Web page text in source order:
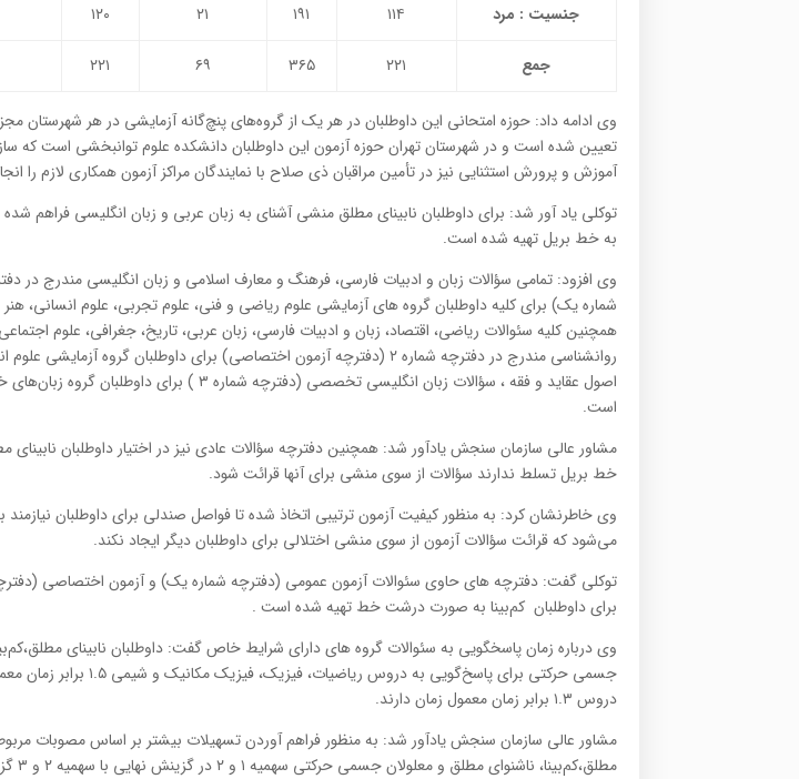
جنسیت : مرد ۱۱۴ ۱۹۱ ۲۱ ۱۲۰
جمع ۲۲۱ ۳۶۵ ۶۹ ۲۲۱
وی ادامه داد: حوزه امتحانی این داوطلبان در هر یک از گروه‌های پنچ‌گانه آزمایشی در هر شهرستان
تعیین شده است و در شهرستان تهران حوزه آزمون این داوطلبان دانشکده علوم توانبخشی است که
آموزش و پرورش استثنایی نیز در تأمین مراقبان ذی صلاح با نمایندگان مراکز آزمون همکاری لازم را
توکلی یاد آور شد: برای داوطلبان نابینای مطلق منشی آشنای به زبان عربی و زبان انگلیسی
به خط بریل تهیه شده است.
وی افزود: تمامی سؤالات زبان و ادبیات فارسی، فرهنگ و معارف اسلامی و زبان انگلیسی مندرج در
شماره یک) برای کلیه داوطلبان گروه های آزمایشی علوم ریاضی و فنی، علوم تجربی، علوم انسانی،
همچنین کلیه سئوالات ریاضی، اقتصاد، زبان و ادبیات فارسی، زبان عربی،‌ تاریخ، جغرافی،‌ علوم
روانشناسی مندرج در دفترچه شماره ۲ (دفترچه آزمون اختصاصی) برای داوطلبان گروه
اصول عقاید و فقه ،‌ سؤالات زبان انگلیسی تخصصی (دفترچه
است.
مشاور عالی سازمان سنجش یادآور شد: همچنین دفترچه سؤالات عادی نیز در اختیار داوطلبان نابینای
خط بریل تسلط ندارند سؤالات از سوی منشی برای آنها قرائت شود.
وی خاطرنشان کرد: به منظور کیفیت آزمون ترتیبی اتخاذ شده تا فواصل صندلی برای داوطلبان
می‌شود که قرائت سؤالات آزمون از سوی منشی اختلالی برای داوطلبان دیگر ایجاد نکند.
برای داوطلبان کم‌بینا به صورت درشت خط تهیه شده است .
وی درباره زمان پاسخگویی به سئوالات گروه های دارای شرایط خاص گفت: داوطلبان نابینای
جسمی حرکتی برای پاسخ‌گویی به دروس
دروس ۱.۳ برابر زمان معمول زمان دارند.
مشاور عالی سازمان سنجش یادآور شد: به منظور فراهم آوردن تسهیلات بیشتر بر اساس مصوبات مربوط
مطلق،‌کم‌بینا، ناشنوای مطلق و معلولان جسمی حرکتی سهمیه ۱ و ۲ در گزینش نهایی با سهمیه ۲ و ۳ گزینش می‌شوند.